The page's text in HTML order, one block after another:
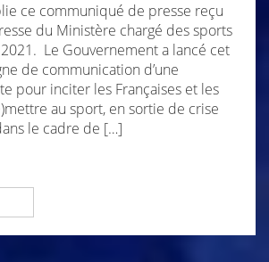
ce communiqué de presse reçu
du Ministère chargé des sports
Le Gouvernement a lancé cet
de communication d’une
pour inciter les Françaises et les
au sport, en sortie de crise
le cadre de […]